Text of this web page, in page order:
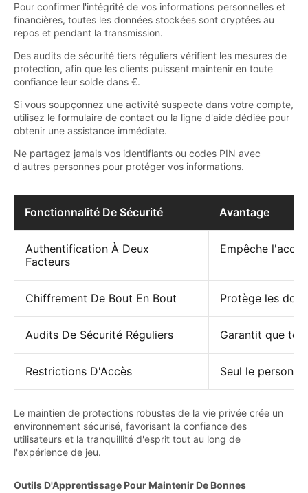
Pour confirmer l'intégrité de vos informations personnelles et
financières, toutes les données stockées sont cryptées au
repos et pendant la transmission.
Des audits de sécurité tiers réguliers vérifient les mesures de
protection, afin que les clients puissent maintenir en toute
confiance leur solde dans €.
Si vous soupçonnez une activité suspecte dans votre compte,
utilisez le formulaire de contact ou la ligne d'aide dédiée pour
obtenir une assistance immédiate.
Ne partagez jamais vos identifiants ou codes PIN avec
d'autres personnes pour protéger vos informations.
Fonctionnalité De Sécurité Avantage
Authentification À Deux
Facteurs
Empêche
Chiffrement De Bout En Bout Protège les
Audits De Sécurité Réguliers Garantit que
Restrictions D'Accès Seul le
Le maintien de protections robustes de la vie privée crée un
environnement sécurisé, favorisant la confiance des
utilisateurs et la tranquillité d'esprit tout au long de
l'expérience de jeu.
Outils D'Apprentissage Pour Maintenir De Bonnes